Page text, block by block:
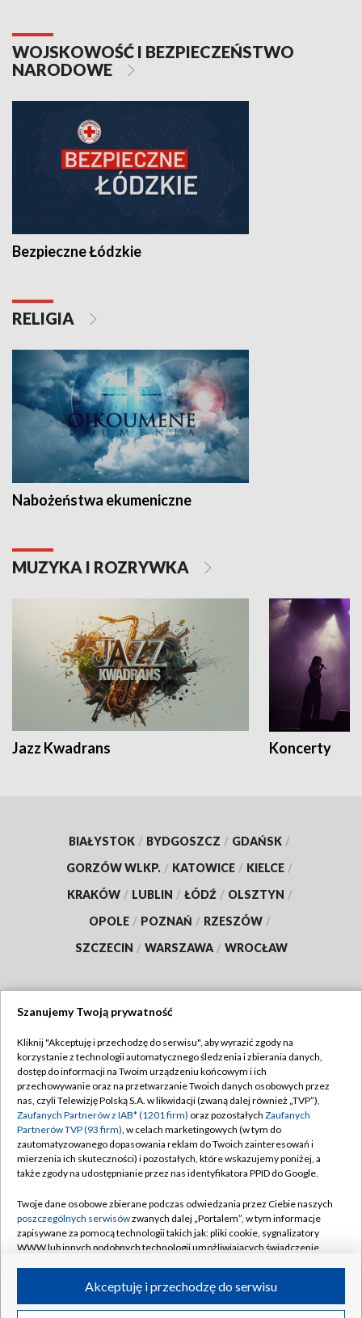
WOJSKOWOŚĆ I BEZPIECZEŃSTWO
NARODOWE
Bezpieczne Łódzkie
RELIGIA
Nabożeństwa ekumeniczne
MUZYKA I ROZRYWKA
Jazz Kwadrans Koncerty
BIAŁYSTOK / BYDGOSZCZ / GDAŃSK /
GORZÓW WLKP. / KATOWICE / KIELCE /
KRAKÓW / LUBLIN / ŁÓDŹ / OLSZTYN /
OPOLE / POZNAŃ / RZESZÓW /
SZCZECIN / WARSZAWA / WROCŁAW
TVP
Abonament TVP
Emisja w TVP
Centrum informacji TVP
Naziemna Telewizja Cyfrowa
Rada Programowa
System NOS
Informacje o nadawcy
Program dla prasy
Regulamin TVP
Polityka prywatności
Moje zgody
Pomoc
Kontakt
Kanały
©2026 Telewizja Polska S.A. w likwidacji
Szanujemy Twoją prywatność
Kliknij "Akceptuję i przechodzę do serwisu", aby wyrazić zgody na
korzystanie z technologii automatycznego śledzenia i zbierania danych,
dostęp do informacji na Twoim urządzeniu końcowym i ich
przechowywanie oraz na przetwarzanie Twoich danych osobowych przez
nas, czyli Telewizję Polską S.A. w likwidacji (zwaną dalej również „TVP”),
Zaufanych Partnerów z IAB* (1201 firm) oraz pozostałych Zaufanych
Partnerów TVP (93 firm), w celach marketingowych (w tym do
zautomatyzowanego dopasowania reklam do Twoich zainteresowań i
mierzenia ich skuteczności) i pozostałych, które wskazujemy poniżej, a
także zgody na udostępnianie przez nas identyfikatora PPID do Google.
Twoje dane osobowe zbierane podczas odwiedzania przez Ciebie naszych
poszczególnych serwisówzwanych dalej „Portalem”, w tym informacje
zapisywane za pomocą technologii takich jak: pliki cookie, sygnalizatory
WWW lub innych podobnych technologii umożliwiających świadczenie
ruchu w Internecie.Akceptuję i przechodzę do serwisu